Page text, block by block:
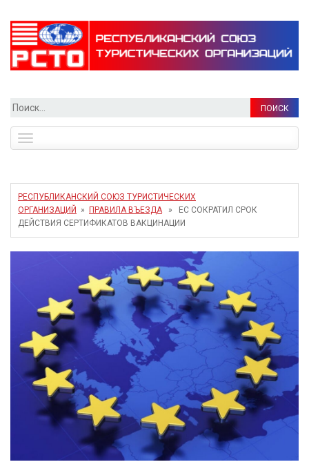
Найти:
navigation
РЕСПУБЛИКАНСКИЙ СОЮЗ ТУРИСТИЧЕСКИХ
ОРГАНИЗАЦИЙ
» ПРАВИЛА ВЪЕЗДА» ЕС СОКРАТИЛ СРОК
ДЕЙСТВИЯ СЕРТИФИКАТОВ ВАКЦИНАЦИИ